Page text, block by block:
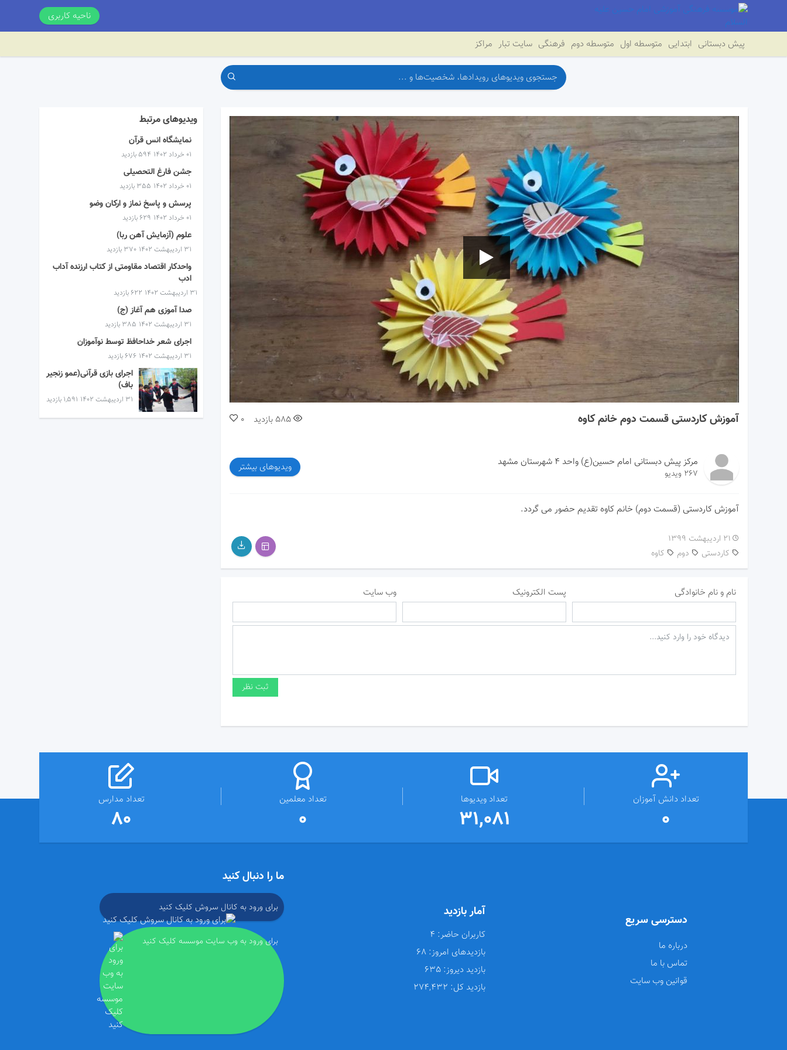
ناحیه کاربری
پیش دبستانی ابتدایی متوسطه اول متوسطه دوم فرهنگی سایت تبار مراکز
00:00 02:21
آموزش کاردستی قسمت دوم خانم کاوه 0 585 بازدید
مرکز پیش دبستانی امام حسین(ع) واحد ۴ شهرستان مشهد
267 ویدیو ویدیوهای بیشتر
آموزش کاردستی (قسمت دوم) خانم کاوه تقدیم حضور می گردد.
۲۱ اردیبهشت ۱۳۹۹
دوم
کاردستی کاوه
نام و نام خانوادگی پست الکترونیک وب سایت
ویدیوهای مرتبط
نمایشگاه انس قرآن
۰۱ خرداد ۱۴۰۲ 594 بازدید
جشن فارغ التحصیلی
۰۱ خرداد ۱۴۰۲ 355 بازدید
پرسش و پاسخ نماز و ارکان وضو
۰۱ خرداد ۱۴۰۲ 629 بازدید
علوم (آزمایش آهن ربا)
۳۱ اردیبهشت ۱۴۰۲ 370 بازدید
واحدکار اقتصاد مقاومتی از کتاب ارزنده آداب
ادب
۳۱ اردیبهشت ۱۴۰۲ 622 بازدید
صدا آموزی هم آغاز (ج)
۳۱ اردیبهشت ۱۴۰۲ 385 بازدید
اجرای شعر خداحافظ توسط نوآموزان
۳۱ اردیبهشت ۱۴۰۲ 676 بازدید
اجرای بازی قرآنی(عمو زنجیر
باف)
۳۱ اردیبهشت ۱۴۰۲ 1,591 بازدید
تعداد دانش آموزان
0
تعداد ویدیوها
31,081
تعداد معلمین
0
تعداد مدارس
80
دسترسی سریع
درباره ما
تماس با ما
قوانین وب سایت
آمار بازدید
کاربران حاضر:
بازدیدهای امروز:
بازدید دیروز:
بازدید کل:
ما را دنبال کنید
برای ورود به کانال سروش کلیک کنید
برای ورود به وب سایت موسسه کلیک کنید